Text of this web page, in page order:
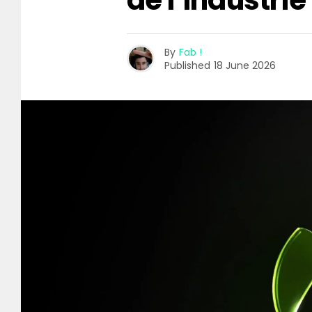
By Fab !
Published 18 June 2026